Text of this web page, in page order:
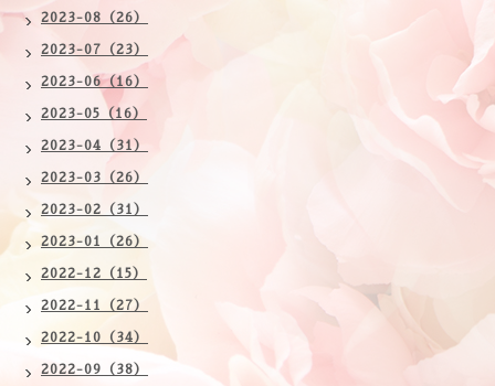
2023-08（26）
2023-07（23）
2023-06（16）
2023-05（16）
2023-04（31）
2023-03（26）
2023-02（31）
2023-01（26）
2022-12（15）
2022-11（27）
2022-10（34）
2022-09（38）